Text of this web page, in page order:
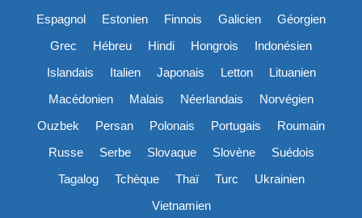
Espagnol
Estonien Finnois Galicien
Géorgien
Grec
Hébreu Hindi Hongrois
Indonésien
Islandais
Italien Japonais Letton
Lituanien
Macédonien
Malais Néerlandais
Norvégien
Ouzbek
Persan Polonais Portugais
Roumain
Russe
Serbe Slovaque Slovène
Suédois
Tagalog
Tchèque Thaï Turc
Ukrainien
Vietnamien